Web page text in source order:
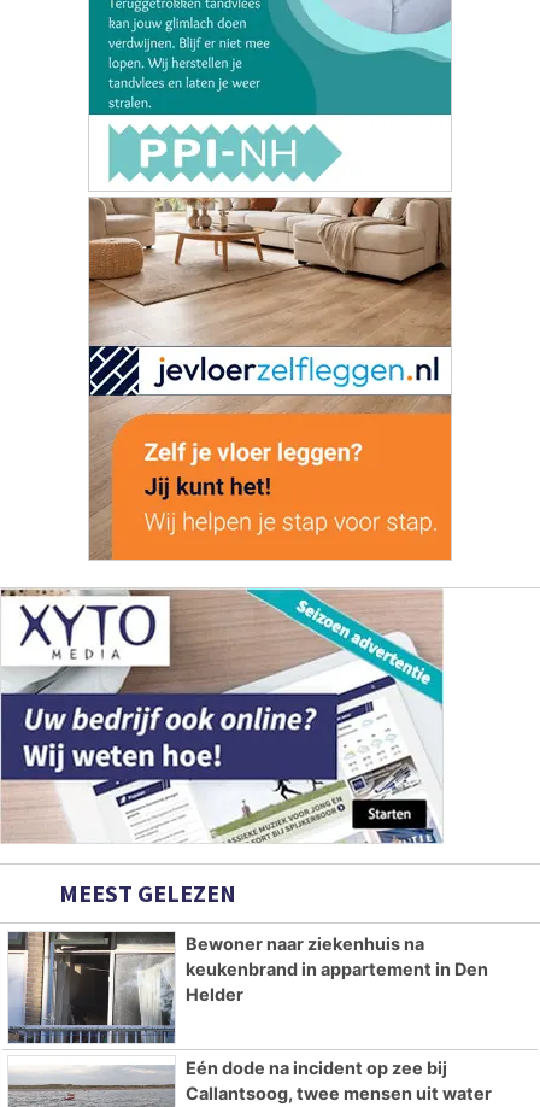
MEEST GELEZEN
Bewoner naar ziekenhuis na
keukenbrand in appartement in Den
Helder
Eén dode na incident op zee bij
Callantsoog, twee mensen uit water